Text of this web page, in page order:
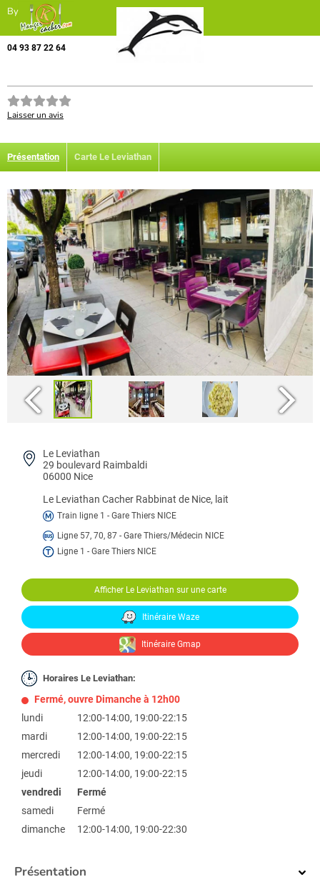
By
04 93 87 22 64
Laisser un avis
Présentation Carte Le Leviathan
Le Leviathan
29 boulevard Raimbaldi
06000 Nice
Le Leviathan Cacher Rabbinat de Nice, lait
Train ligne 1 - Gare Thiers NICE
Ligne 57, 70, 87 - Gare Thiers/Médecin NICE
Ligne 1 - Gare Thiers NICE
Afficher Le Leviathan sur une carte
Itinéraire Waze
Itinéraire Gmap
Horaires Le Leviathan:
Fermé, ouvre Dimanche à 12h00
lundi
12:00-14:00, 19:00-22:15
mardi
12:00-14:00, 19:00-22:15
mercredi
12:00-14:00, 19:00-22:15
jeudi
12:00-14:00, 19:00-22:15
vendredi
Fermé
samedi
Fermé
dimanche
12:00-14:00, 19:00-22:30
Présentation